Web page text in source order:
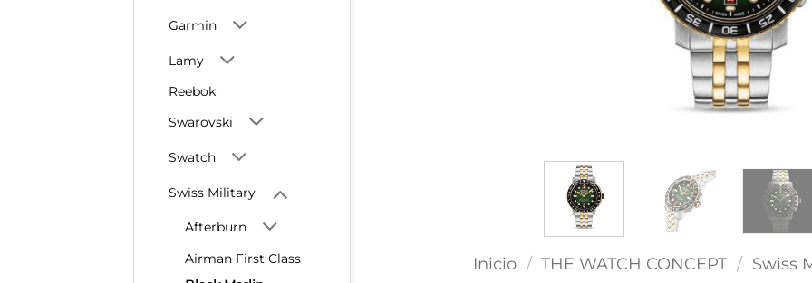
Garmin
Lamy
Reebok
Swarovski
Swatch
Swiss Military
Afterburn
Airman First Class
Inicio / THE WATCH CONCEPT / Swiss